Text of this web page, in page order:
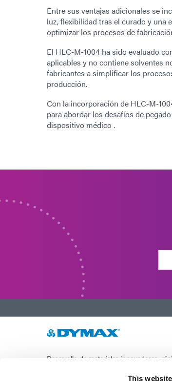
This
Entre sus ventajas adicionales se
luz, flexibilidad tras el curado y una
optimizar los procesos de
El HLC-M-1004 ha sido evaluado
aplicables y no contiene solventes
fabricantes a simplificar los
producción.
Con la incorporación de HLC-M-
para abordar los desafíos de
dispositivo médico .
Desarrollo de materiales innovadores,
sistemas de curado con luz UV/LED para